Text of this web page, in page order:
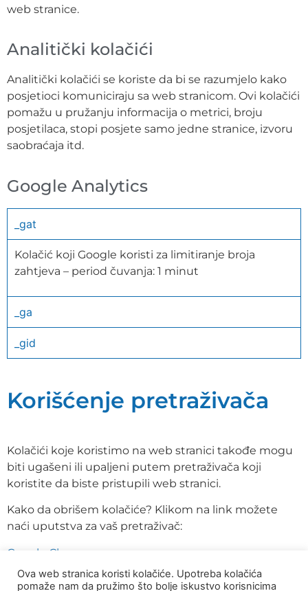
web stranice.
Analitički kolačići
Analitički kolačići se koriste da bi se razumjelo kako
posjetioci komuniciraju sa web stranicom. Ovi kolačići
pomažu u pružanju informacija o metrici, broju
posjetilaca, stopi posjete samo jedne stranice, izvoru
saobraćaja itd.
Google Analytics
_gat
Kolačić koji Google koristi za limitiranje broja
zahtjeva – period čuvanja: 1 minut
_ga
_gid
Korišćenje pretraživača
Kolačići koje koristimo na web stranici takođe mogu
biti ugašeni ili upaljeni putem pretraživača koji
koristite da biste pristupili web stranici.
Kako da obrišem kolačiće? Klikom na link možete
naći uputstva za vaš pretraživač:
Google Chrome
Mozilla Firefox
Ova web stranica koristi kolačiće. Upotreba kolačića
pomaže nam da pružimo što bolje iskustvo korisnicima